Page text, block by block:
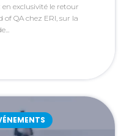
exclusivité le retour
of QA chez ERI, sur la